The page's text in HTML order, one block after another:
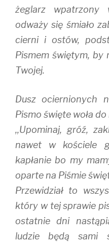
żeglarz
odważy się śmiało
cierni i ostów,
Pismem świętym, by
Twojej.
Dusz ociernionych
Pismo święte woła do
,,Upominaj, gróź,
nawet w kościele
kapłanie bo my
oparte na Piśmie
Przewidział to
który w tej sprawie
ostatnie dni
ludzie będą sami